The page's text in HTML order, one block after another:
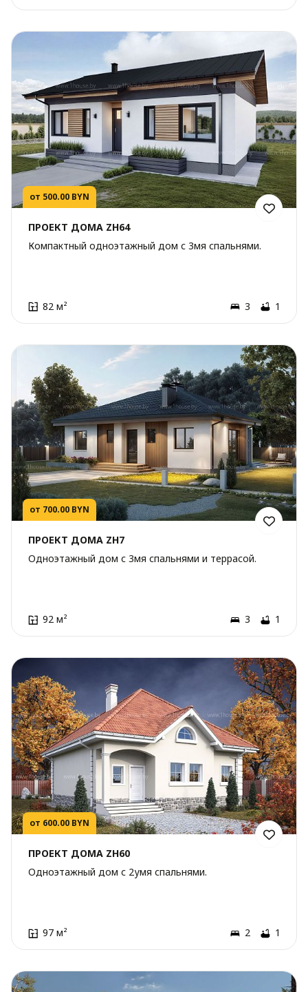
от 500.00 BYN
ПРОЕКТ ДОМА ZH64
Компактный одноэтажный дом с 3мя спальнями.
82 м² 3 1
от 700.00 BYN
ПРОЕКТ ДОМА ZH7
Одноэтажный дом с 3мя спальнями и террасой.
92 м² 3 1
от 600.00 BYN
ПРОЕКТ ДОМА ZH60
Одноэтажный дом с 2умя спальнями.
97 м² 2 1